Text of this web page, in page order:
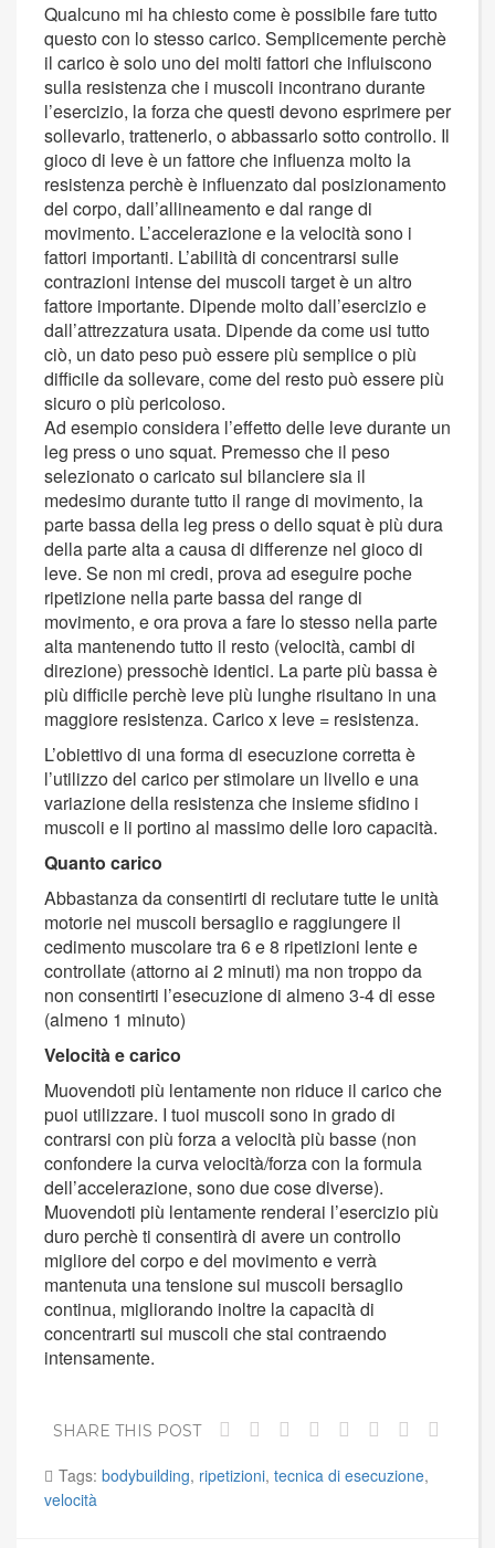
Qualcuno mi ha chiesto come è possibile fare tutto
questo con lo stesso carico. Semplicemente perchè
il carico è solo uno dei molti fattori che influiscono
sulla resistenza che i muscoli incontrano durante
l’esercizio, la forza che questi devono esprimere per
sollevarlo, trattenerlo, o abbassarlo sotto controllo. Il
gioco di leve è un fattore che influenza molto la
resistenza perchè è influenzato dal posizionamento
del corpo, dall’allineamento e dal range di
movimento. L’accelerazione e la velocità sono i
fattori importanti. L’abilità di concentrarsi sulle
contrazioni intense dei muscoli target è un altro
fattore importante. Dipende molto dall’esercizio e
dall’attrezzatura usata. Dipende da come usi tutto
ciò, un dato peso può essere più semplice o più
difficile da sollevare, come del resto può essere più
sicuro o più pericoloso.
Ad esempio considera l’effetto delle leve durante un
leg press o uno squat. Premesso che il peso
selezionato o caricato sul bilanciere sia il
medesimo durante tutto il range di movimento, la
parte bassa della leg press o dello squat è più dura
della parte alta a causa di differenze nel gioco di
leve. Se non mi credi, prova ad eseguire poche
ripetizione nella parte bassa del range di
movimento, e ora prova a fare lo stesso nella parte
alta mantenendo tutto il resto (velocità, cambi di
direzione) pressochè identici. La parte più bassa è
più difficile perchè leve più lunghe risultano in una
maggiore resistenza. Carico x leve = resistenza.
L’obiettivo di una forma di esecuzione corretta è
l’utilizzo del carico per stimolare un livello e una
variazione della resistenza che insieme sfidino i
muscoli e li portino al massimo delle loro capacità.
Quanto carico
Abbastanza da consentirti di reclutare tutte le unità
motorie nei muscoli bersaglio e raggiungere il
cedimento muscolare tra 6 e 8 ripetizioni lente e
controllate (attorno ai 2 minuti) ma non troppo da
non consentirti l’esecuzione di almeno 3-4 di esse
(almeno 1 minuto)
Velocità e carico
Muovendoti più lentamente non riduce il carico che
puoi utilizzare. I tuoi muscoli sono in grado di
contrarsi con più forza a velocità più basse (non
confondere la curva velocità/forza con la formula
dell’accelerazione, sono due cose diverse).
Muovendoti più lentamente renderai l’esercizio più
duro perchè ti consentirà di avere un controllo
migliore del corpo e del movimento e verrà
mantenuta una tensione sui muscoli bersaglio
continua, migliorando inoltre la capacità di
concentrarti sui muscoli che stai contraendo
intensamente.
SHARE THIS POST
Tags: bodybuilding, ripetizioni, tecnica di esecuzione,
velocità